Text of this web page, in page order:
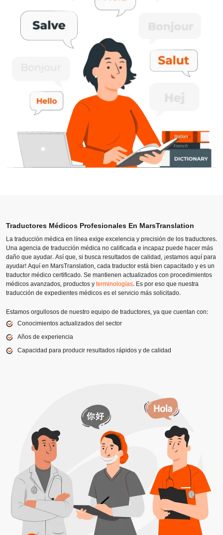
Traductores Médicos Profesionales En MarsTranslation
La traducción médica en línea exige excelencia y precisión de los traductores.
Una agencia de traducción médica no calificada e incapaz puede hacer más
daño que ayudar. Así que, si busca resultados de calidad, ¡estamos aquí para
ayudar! Aquí en MarsTranslation, cada traductor está bien capacitado y es un
traductor médico certificado. Se mantienen actualizados con procedimientos
médicos avanzados, productos yterminologías. Es por eso que nuestra
traducción de expedientes médicos es el servicio más solicitado.
Estamos orgullosos de nuestro equipo de traductores, ya que cuentan con:
Conocimientos actualizados del sector
Años de experiencia
Capacidad para producir resultados rápidos y de calidad